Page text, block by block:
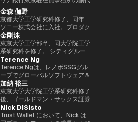
ります。 2018年以降、Yat氏は
ゲーム業界におけるブロックチェ
ーンおよびNFT（非代替性トーク
ン）の活用を早期から提唱してき
ました。これにより、ゲーマーは
ゲーム内資産やデータ、ひいては
価値そのものを真に所有できるよ
うになると考えられています。分
散型アプリケーションとデジタル
資産の可能性を明確に見据えた
Yat氏は、Animoca Brandsをブ
ロックチェーン、ゲーム、NFT、
そしてオープン・メタバース分野
におけるリーダー的地位へと迅速
に導きました。Animoca Brands
CNBC により「クリプト界のゴ
ッドファーザー（the Godfather
of Crypto）」と称されている。
2013年には BitAngels を、2014
年には BitAngels Fund 1 を共同
設立。同ファンドは、イーサリア
ムのクラウドセールにおいて、1
トークン30セントという価格で
100万ドルを投資したことで知ら
れている。 ターピンは2015年に
「ビットコイン四季モデル
（Four Seasons of Bitcoin）」
を開発した人物でもあり、2024
年に Skyhorse Publishing から
刊行された著書『Bitcoin
し、金融庁登録に貢献。2020年3
月より同社日本代表就任。 2022
年7月Binance日本代表に就任。
オックスフォード大学経営学修士
（MBA）修了。
Best Market Makerとして毎年表
彰されるとともに、暗号資産等の
デジタルアセットや海外の暗号資
産ETFも積極的にマーケットメイ
クを行い、上場企業である同社は
伝統金融とデジタルアセット業界
の懸け橋としての強みを持つ。
市場インフラ委員会（CPMI）、
G7デジタル決済専門家グループ
（2023年共同議長）、金融安定
委員会（FSB）イノベーションネ
ットワーク、BIS・中央銀行
CBDCグループなど、国際的な政
策協議体にも幅広く従事。 日本
銀行では、他に長崎支店長、香港
事務所長、金融機構局国際課長
（バーゼル規制担当）、国際局企
画役等を歴任。財務省では国際機
構課企画官として国際金融
（FATF、FSB等）を担当。 一橋
大学法学部卒業。ハーバード大学
でComputer Science for AIを履
日本にて従事。2025年1月よりグ
ローバル・プロダクト・ソリュー
ション部を兼務し、同部内でトラ
ンジション・マネジメントを統
括。
任。Web3企業の Animoca
Brands 株式会社にて創業時より
COOとして参画した後、2024年
3月より現職。
表です。この職務において、日
本、韓国、台湾、オーストラリ
ア、ニュージーランドにおける経
済政策論議ならびにマクロ経済・
金融動向の分析を担当していま
す。また、現地の金融・監督当
局、機関投資家、ビジネスコミュ
ニティとの対話を通じて、イタリ
ア経済への理解促進と、二国間の
経済・金融関係のさらなる強化に
取り組んでいます。 中央銀行、
銀行監督当局、ならびに欧州中央
銀行（ECB）や欧州投資銀行
（EIB）を含む国際金融機関にお
いて15年以上の経験を有し、金
金森 伽野
京都大学工学研究科修了、同年
ソニー株式会社に入社。プロダク
ト設計開発・商品企画・マーケテ
ィング業務に従事。その後、ネッ
ト証券でフィンテック新規事業立
ち上げ、カスタマーエクスペリエ
ンス、CX戦略推進などを経験。
2022年 ソニー銀行入社、現在は
ソニー銀行 DX事業企画部長とし
てweb3関連の新規事業企画を推
進。
金剛洙
東京大学工学部卒、同大学院工学
系研究科を修了。 シティグルー
プ証券株式会社に入社し、日本国
債・金利デリバティブのトレーデ
ィング業務に従事。 その後、株
式会社松尾研究所に参画し、機械
学習プロジェクトの企画から
PoC、開発を一貫して担当。
2022年より同社取締役に就任、
また生成AIに特化したVCファン
Terence Ng
Terence Ngは、レノボSSGグル
ープでグローバルソフトウェア＆
マネージドサービスビジネスを率
いています。彼は、戦略的な
Microsoft Cloud Solution
Provider（CSP）プログラムを推
進し、Microsoftと連携して関連
加納 裕三
東京大学大学院工学系研究科修了
後、ゴールドマン・サックス証券
株式会社等を経て、2014年に株
式会社bitFlyerを共同創業。
Nick DiSisto
Trust Wallet において、Nick は